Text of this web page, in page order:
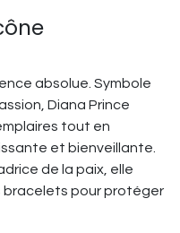
absolue. Symbole
Diana Prince
tout en
et bienveillante.
de la paix, elle
bracelets pour protéger